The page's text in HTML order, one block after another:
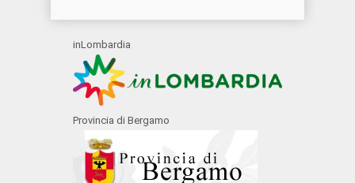
inLombardia
Provincia di Bergamo